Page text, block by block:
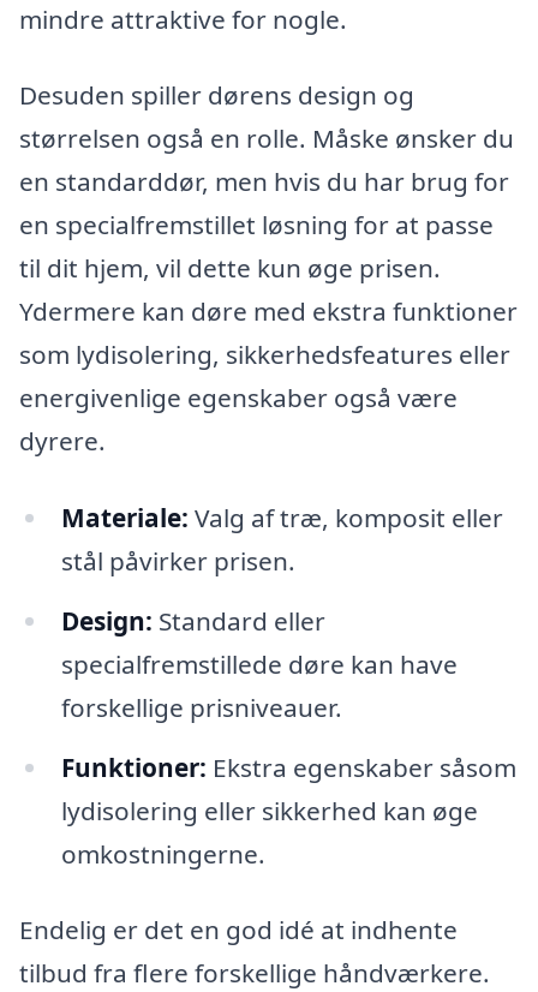
mindre attraktive for nogle.
Desuden spiller dørens design og
størrelsen også en rolle. Måske ønsker du
en standarddør, men hvis du har brug for
en specialfremstillet løsning for at passe
til dit hjem, vil dette kun øge prisen.
Ydermere kan døre med ekstra funktioner
som lydisolering, sikkerhedsfeatures eller
energivenlige egenskaber også være
dyrere.
Materiale: Valg af træ, komposit eller
stål påvirker prisen.
Design: Standard eller
specialfremstillede døre kan have
forskellige prisniveauer.
Funktioner: Ekstra egenskaber såsom
lydisolering eller sikkerhed kan øge
omkostningerne.
Endelig er det en god idé at indhente
tilbud fra flere forskellige håndværkere.